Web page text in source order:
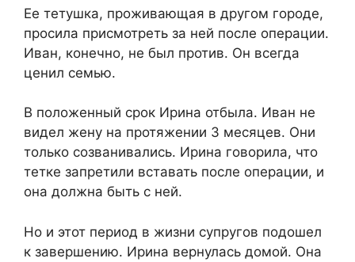
​Ее тетушка, проживающая в другом городе,
просила присмотреть за ней после операции.
Иван, конечно, не был против. Он всегда
ценил семью.​
​В положенный срок Ирина отбыла. Иван не
видел жену на протяжении 3 месяцев. Они
только созванивались. Ирина говорила, что
тетке запретили вставать после операции, и
она должна быть с ней.​
​Но и этот период в жизни супругов подошел
к завершению. Ирина вернулась домой. Она